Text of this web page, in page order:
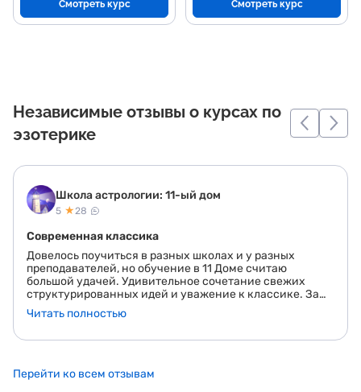
Смотреть курс Смотреть курс
Независимые отзывы о курсах по
эзотерике
Школа астрологии: 11-ый дом
5 ★28
Современная классика
Довелось поучиться в разных школах и у разных
преподавателей, но обучение в 11 Доме считаю
большой удачей. Удивительное сочетание свежих
структурированных идей и уважение к классике. За
год не было ни одной скучной лекции. Катерина как
будто владеет гипнотическими способностями. Ее
что собрать команду, которая работает так слаженно -
это тоже талант. <br /> И что еще очень важно для меня
Читать полностью
Перейти ко всем отзывам